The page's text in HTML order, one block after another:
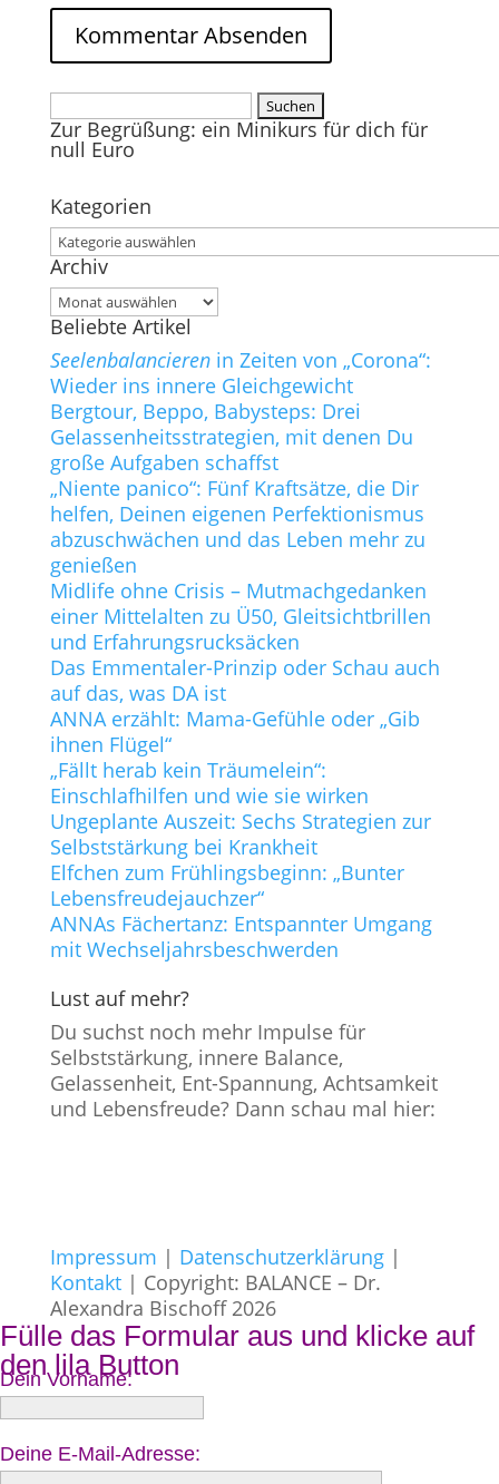
nach:
Zur Begrüßung: ein Minikurs für dich für
null Euro
Kategorien
Kategorien
Archiv
Archiv
Beliebte Artikel
Seelenbalancierenin Zeiten von „Corona“:
Wieder ins innere Gleichgewicht
Bergtour, Beppo, Babysteps: Drei
Gelassenheitsstrategien, mit denen Du
große Aufgaben schaffst
„Niente panico“: Fünf Kraftsätze, die Dir
helfen, Deinen eigenen Perfektionismus
abzuschwächen und das Leben mehr zu
genießen
Midlife ohne Crisis – Mutmachgedanken
einer Mittelalten zu Ü50, Gleitsichtbrillen
und Erfahrungsrucksäcken
Das Emmentaler-Prinzip oder Schau auch
auf das, was DA ist
ANNA erzählt: Mama-Gefühle oder „Gib
ihnen Flügel“
„Fällt herab kein Träumelein“:
Einschlafhilfen und wie sie wirken
Ungeplante Auszeit: Sechs Strategien zur
Selbststärkung bei Krankheit
Elfchen zum Frühlingsbeginn: „Bunter
Lebensfreudejauchzer“
ANNAs Fächertanz: Entspannter Umgang
mit Wechseljahrsbeschwerden
Lust auf mehr?
Du suchst noch mehr Impulse für
Selbststärkung, innere Balance,
Gelassenheit, Ent-Spannung, Achtsamkeit
und Lebensfreude? Dann schau mal hier:
Impressum | Datenschutzerklärung|
Kontakt| Copyright: BALANCE – Dr.
Alexandra Bischoff 2026
Fülle das Formular aus und klicke auf
den lila Button
Dein Vorname:
Deine E-Mail-Adresse: